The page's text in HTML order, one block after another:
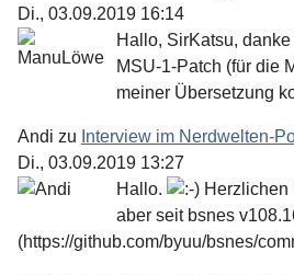
Di., 03.09.2019 16:14
Hallo, SirKatsu,
MSU-1-Patch (für die
meiner Übersetzung
Andi zu Interview im Nerdwelten-
Di., 03.09.2019 13:27
Hallo.
Herzlichen
aber seit bsnes
(https://github.com/byuu/bsnes/